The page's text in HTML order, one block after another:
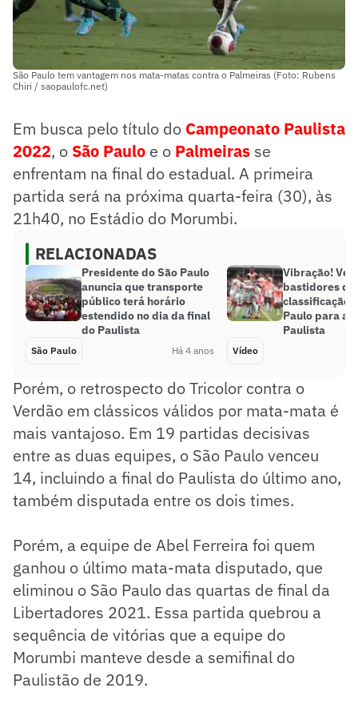
São Paulo tem vantagem nos mata-matas contra o Palmeiras (Foto: Rubens
Chiri / saopaulofc.net)
Em busca pelo título do Campeonato Paulista
2022, o São Paulo e o Palmeiras se
enfrentam na final do estadual. A primeira
partida será na próxima quarta-feira (30), às
21h40, no Estádio do Morumbi.
RELACIONADAS
Presidente do São Paulo
anuncia que transporte
público terá horário
estendido no dia da final
do Paulista
São Paulo Há 4 anos
Vibração!
bastidores da
classificação
Paulo para a
Paulista​
Vídeo
Porém, o retrospecto do Tricolor contra o
Verdão em clássicos válidos por mata-mata é
mais vantajoso. Em 19 partidas decisivas
entre as duas equipes, o São Paulo venceu
14, incluindo a final do Paulista do último ano,
também disputada entre os dois times.
Porém, a equipe de Abel Ferreira foi quem
ganhou o último mata-mata disputado, que
eliminou o São Paulo das quartas de final da
Libertadores 2021. Essa partida quebrou a
sequência de vitórias que a equipe do
Morumbi manteve desde a semifinal do
Paulistão de 2019.